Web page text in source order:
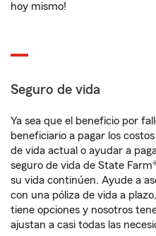
hoy mismo!
Seguro de vida
Ya sea que el beneficio por
beneficiario a pagar los
de vida actual o ayudar a
seguro de vida de State
su vida continúen. Ayude a
con una póliza de vida a
tiene opciones y nosotros
ajustan a casi todas las